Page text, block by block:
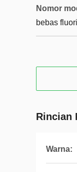
Nomor
bebas
Rincian
Warna: